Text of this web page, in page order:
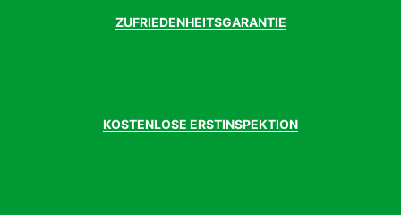
ZUFRIEDENHEITSGARANTIE
KOSTENLOSE ERSTINSPEKTION